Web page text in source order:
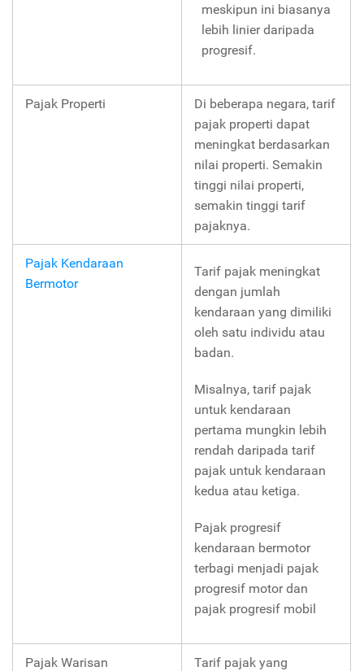
meskipun ini biasanya
lebih linier daripada
progresif.
Pajak Properti
Di beberapa negara, tarif
pajak properti dapat
meningkat berdasarkan
nilai properti. Semakin
tinggi nilai properti,
semakin tinggi tarif
pajaknya.
Pajak Kendaraan
Bermotor
Tarif pajak meningkat
dengan jumlah
kendaraan yang dimiliki
oleh satu individu atau
badan.
Misalnya, tarif pajak
untuk kendaraan
pertama mungkin lebih
rendah daripada tarif
pajak untuk kendaraan
kedua atau ketiga.
Pajak progresif
kendaraan bermotor
terbagi menjadi pajak
progresif motor dan
pajak progresif mobil
Pajak Warisan
Tarif pajak yang